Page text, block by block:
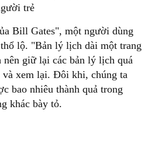
trẻ
Bill Gates", một người dùng
lộ. "Bản lý lịch dài một trang
giữ lại các bản lý lịch quá
xem lại. Đôi khi, chúng ta
bao nhiêu thành quả trong
khác bày tỏ.